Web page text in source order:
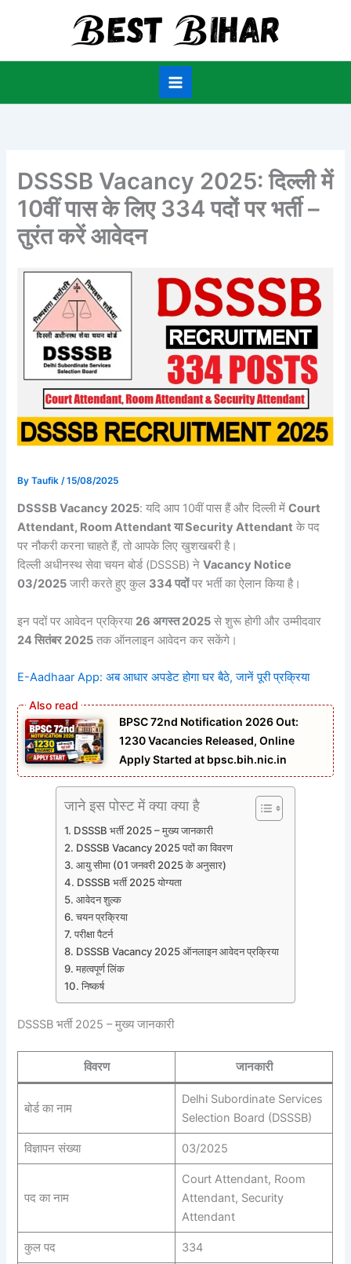
DSSSB Vacancy 2025: दिल्ली में
10वीं पास के लिए 334 पदों पर भर्ती –
तुरंत करें आवेदन
ByTaufik/15/08/2025
DSSSB Vacancy 2025: यदि आप 10वीं पास हैं और दिल्ली मेंCourt
Attendant, Room Attendant या Security Attendant के पद
पर नौकरी करना चाहते हैं, तो आपके लिए खुशखबरी है।
दिल्ली अधीनस्थ सेवा चयन बोर्ड (DSSSB) नेVacancy Notice
03/2025 जारी करते हुए कुल 334 पदोंपर भर्ती का ऐलान किया है।
इन पदों पर आवेदन प्रक्रिया 26 अगस्त 2025 से शुरू होगी और उम्मीदवार
24 सितंबर 2025 तक ऑनलाइन आवेदन कर सकेंगे।
E-Aadhaar App: अब आधार अपडेट होगा घर बैठे, जानें पूरी प्रक्रिया
BPSC 72nd Notification 2026 Out:
1230 Vacancies Released, Online
Apply Started at bpsc.bih.nic.in
जाने इस पोस्ट में क्या क्या है
DSSSB भर्ती 2025 – मुख्य जानकारी
DSSSB Vacancy 2025 पदों का विवरण
आयु सीमा (01 जनवरी 2025 के अनुसार)
DSSSB भर्ती 2025 योग्यता
आवेदन शुल्क
चयन प्रक्रिया
परीक्षा पैटर्न
DSSSB Vacancy 2025 ऑनलाइन आवेदन प्रक्रिया
महत्वपूर्ण लिंक
निष्कर्ष
DSSSB भर्ती 2025 – मुख्य जानकारी
विवरण जानकारी
बोर्ड का नाम
Delhi Subordinate Services
Selection Board (DSSSB)
विज्ञापन संख्या 03/2025
पद का नाम
Court Attendant, Room
Attendant, Security
Attendant
कुल पद 334